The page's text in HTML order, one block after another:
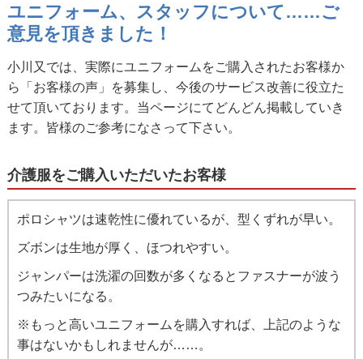
ユニフォーム、スタッフについて……ご
意見を頂きました！
小川又では、実際にユニフォームをご購入されたお客様か
ら「お客様の声」を募集し、今後のサービス改善に役立た
せて頂いております。当ページにてどんどん掲載していき
ます。皆様のご参考になさって下さい。
介護服をご購入いただいたお客様
ポロシャツは速乾性に優れているが、型くずれが早い。
ズボンは生地が厚く、ほつれやすい。
ジャンパーは洗濯の回数が多くなるとファスナーが波う
つみたいになる。
※もっと高いユニフォームを購入すれば、上記のような
事はないかもしれませんが……。